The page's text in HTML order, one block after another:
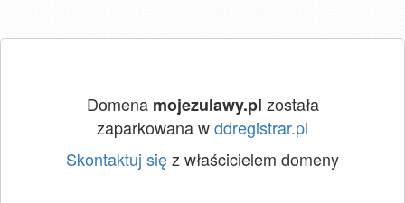
Domena mojezulawy.pl została
zaparkowana wddregistrar.pl
Skontaktuj sięz właścicielem domeny